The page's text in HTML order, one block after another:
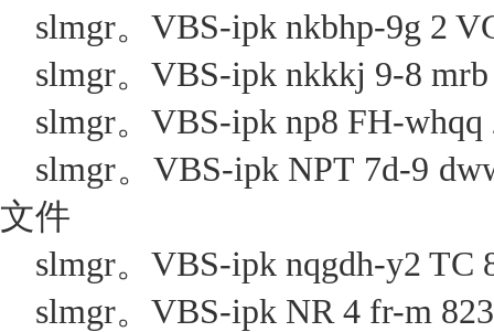
slmgr。VBS-ipk nkbhp-9g 2
slmgr。VBS-ipk nkkkj 9-8
slmgr。VBS-ipk np8 FH-
slmgr。VBS-ipk NPT 7d-9
文件
slmgr。VBS-ipk nqgdh-y2 TC
slmgr。VBS-ipk NR 4 fr-m